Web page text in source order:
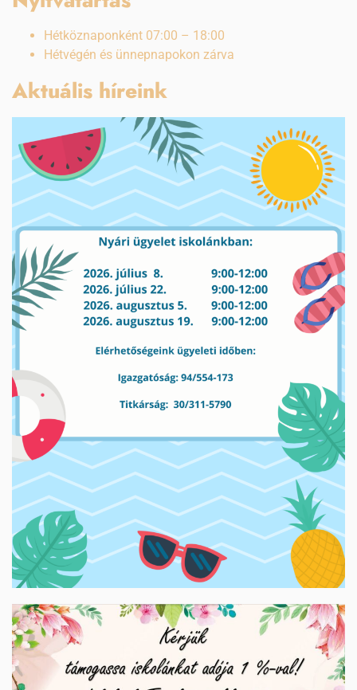
Hétköznaponként 07:00 – 18:00
Hétvégén és ünnepnapokon zárva
Aktuális híreink